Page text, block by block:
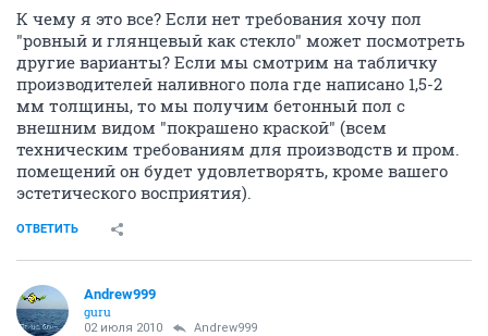
К чему я это все? Если нет требования хочу пол
"ровный и глянцевый как стекло" может посмотреть
другие варианты? Если мы смотрим на табличку
производителей наливного пола где написано 1,5-2
мм толщины, то мы получим бетонный пол с
внешним видом "покрашено краской" (всем
техническим требованиям для производств и пром.
помещений он будет удовлетворять, кроме вашего
эстетического восприятия).
ОТВЕТИТЬ
Andrew999
guru
02 июля 2010 Andrew999